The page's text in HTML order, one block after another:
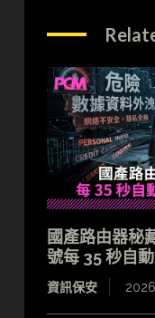
國產路由器秘
號每 35 秒自
資訊保安